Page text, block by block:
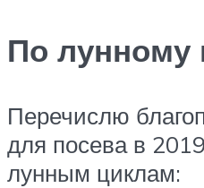
По лунному
Перечислю
для посева в
лунным циклам: